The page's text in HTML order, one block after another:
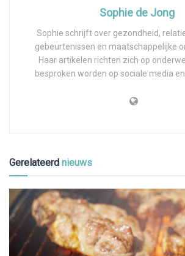
Sophie de Jong
Sophie schrijft over gezondheid,
gebeurtenissen en maatschappelijke
Haar artikelen richten zich op
besproken worden op sociale media
Gerelateerd nieuws